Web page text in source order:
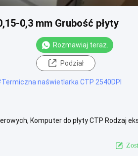
0,3 mm Grubość płyty
Rozmawiaj teraz.
Podział
Termiczna naświetlarka CTP 2540DPI
Komputer do płyty CTP Rodzaj